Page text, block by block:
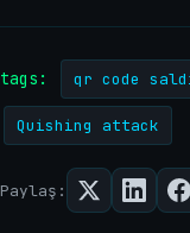
tags: qr code
Quishing attack
Paylaş: